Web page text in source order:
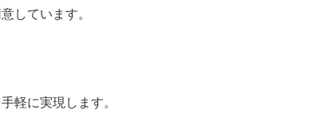
しています。
軽に実現します。